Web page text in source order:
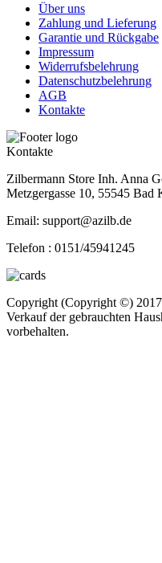
Über uns
Zahlung und Lieferung
Garantie und Rückgabe
Impressum
Widerrufsbelehrung
Datenschutzbelehrung
AGB
Kontakte
Kontakte
Zilbermann Store Inh. Anna
Metzgergasse 10, 55545 Bad
Email: support@azilb.de
Telefon : 0151/45941245
Copyright (Copyright ©)
Verkauf der gebrauchten
vorbehalten.